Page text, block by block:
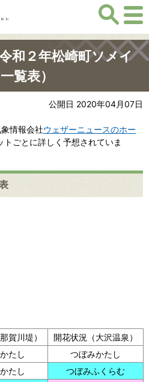
和２年松崎町ソメイ
覧表）
公開日 2020年04月07日
情報会社ウェザーニュースのホー
トごとに詳しく予想されていま
賀川堤）
開花状況（大沢温泉）
たし
つぼみかたし
たし
つぼみふくらむ